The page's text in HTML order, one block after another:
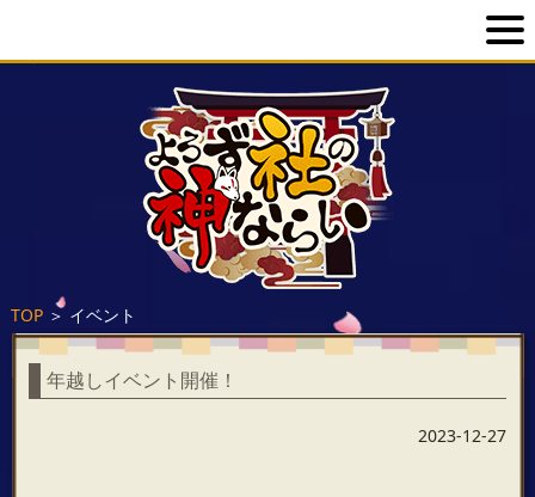
TOP＞ イベント
年越しイベント開催！
2023-12-27